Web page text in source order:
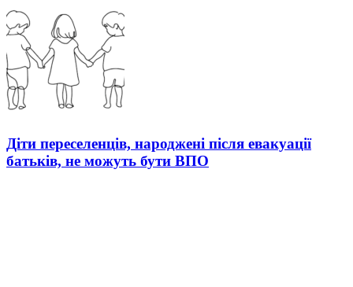
Діти переселенців, народжені після евакуації
батьків, не можуть бути ВПО